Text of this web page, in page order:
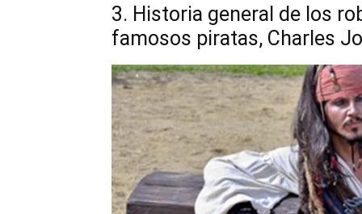
3. Historia general de los
famosos piratas, Charles